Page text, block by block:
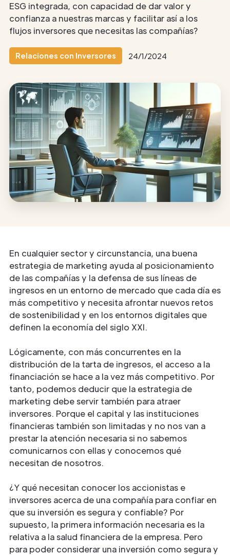
ESG integrada, con capacidad de dar valor y
confianza a nuestras marcas y facilitar así a los
flujos inversores que necesitas las compañías?
Relaciones con Inversores 24/1/2024
En cualquier sector y circunstancia, una buena
estrategia de marketing ayuda al posicionamiento
de las compañías y la defensa de sus líneas de
ingresos en un entorno de mercado que cada día es
más competitivo y necesita afrontar nuevos retos
de sostenibilidad y en los entornos digitales que
definen la economía del siglo XXI.
Lógicamente, con más concurrentes en la
distribución de la tarta de ingresos, el acceso a la
financiación se hace a la vez más competitivo. Por
tanto, podemos deducir que la estrategia de
marketing debe servir también para atraer
inversores. Porque el capital y las instituciones
financieras también son limitadas y no nos van a
prestar la atención necesaria si no sabemos
comunicarnos con ellas y conocemos qué
necesitan de nosotros.
¿Y qué necesitan conocer los accionistas e
inversores acerca de una compañía para confiar en
que su inversión es segura y confiable? Por
supuesto, la primera información necesaria es la
relativa a la salud financiera de la empresa. Pero
para poder considerar una inversión como segura y